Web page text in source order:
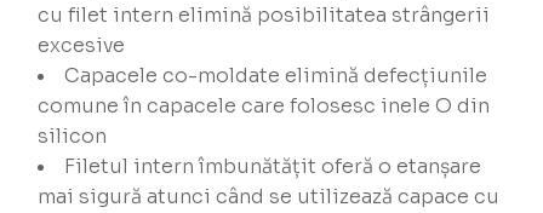
cu filet intern elimină posibilitatea strângerii
excesive
Capacele co-moldate elimină defecțiunile
comune în capacele care folosesc inele O din
silicon
Filetul intern îmbunătățit oferă o etanșare
mai sigură atunci când se utilizează capace cu